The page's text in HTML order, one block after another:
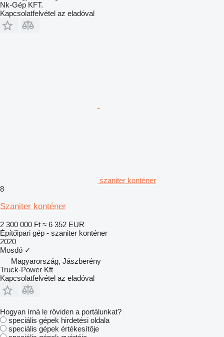
Nk-Gép KFT.
Kapcsolatfelvétel az eladóval
szaniter konténer
8
Szaniter konténer
2 300 000 Ft ≈ 6 352 EUR
Építőipari gép - szaniter konténer
2020
Mosdó ✓
Magyarország, Jászberény
Truck-Power Kft
Kapcsolatfelvétel az eladóval
Hogyan írná le röviden a portálunkat?
speciális gépek hirdetési oldala
speciális gépek értékesítője